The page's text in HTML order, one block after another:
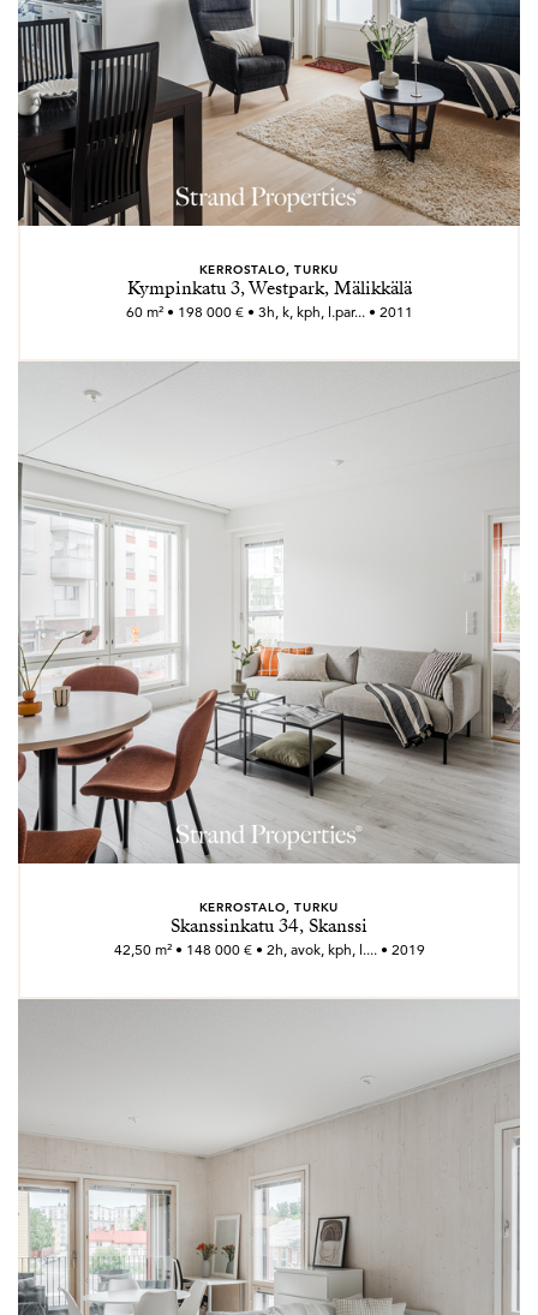
KERROSTALO, TURKU
Kympinkatu 3, Westpark, Mälikkälä
60 m² • 198 000 € • 3h, k, kph, l.par... • 2011
KERROSTALO, TURKU
Skanssinkatu 34, Skanssi
42,50 m² • 148 000 € • 2h, avok, kph, l.... • 2019